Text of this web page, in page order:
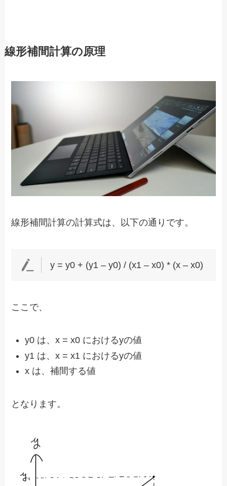
線形補間計算の原理
線形補間計算の計算式は、以下の通りです。
y = y0 + (y1 – y0) / (x1 – x0) * (x – x0)
ここで、
y0 は、x = x0 におけるyの値
y1 は、x = x1 におけるyの値
x は、補間する値
となります。